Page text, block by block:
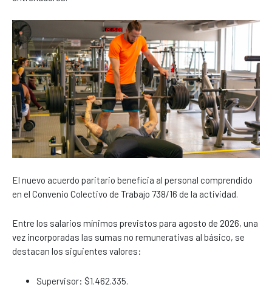
El nuevo acuerdo paritario beneficia al personal comprendido
en el Convenio Colectivo de Trabajo 738/16 de la actividad.
Entre los salarios mínimos previstos para agosto de 2026, una
vez incorporadas las sumas no remunerativas al básico, se
destacan los siguientes valores:
Supervisor: $1.462.335.